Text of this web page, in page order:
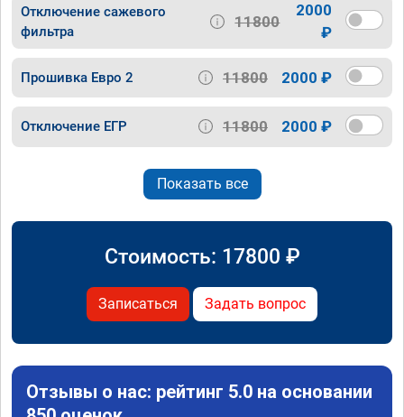
Отключение сажевого
фильтра
11800
2000
₽
Прошивка Евро 2 11800 2000 ₽
Отключение ЕГР 11800 2000 ₽
Показать все
Стоимость: 17800 ₽
Записаться Задать вопрос
Отзывы о нас: рейтинг 5.0 на основании